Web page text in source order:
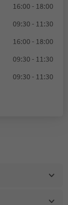
16:00 - 18:00
09:30 - 11:30
16:00 - 18:00
09:30 - 11:30
09:30 - 11:30